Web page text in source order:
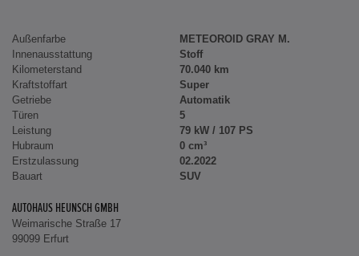
Außenfarbe
METEOROID GRAY M.
Innenausstattung
Stoff
Kilometerstand
70.040 km
Kraftstoffart
Super
Getriebe
Automatik
Türen
5
Leistung
79 kW / 107 PS
Hubraum
0 cm³
Erstzulassung
02.2022
Bauart
SUV
AUTOHAUS HEUNSCH GMBH
Weimarische Straße 17
99099 Erfurt